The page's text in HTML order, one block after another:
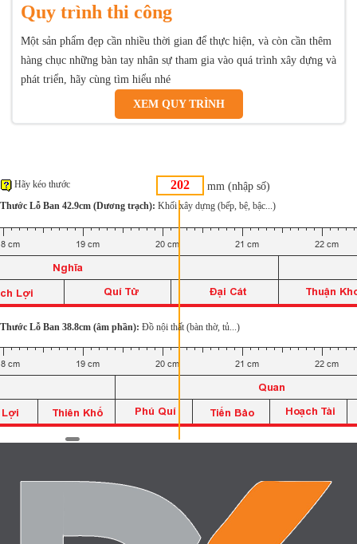
Quy trình thi công
Một sản phẩm đẹp cần nhiều thời gian để thực hiện, và còn cần thêm
hàng chục những bàn tay nhân sự tham gia vào quá trình xây dựng và
phát triển, hãy cùng tìm hiểu nhé
XEM QUY TRÌNH
mm (nhập số)
Hãy kéo thước
Thước Lỗ Ban 42.9cm (Dương trạch): Khối xây dựng (bếp, bệ, bậc...)
Thước Lỗ Ban 38.8cm (âm phần): Đồ nội thất (bàn thờ, tủ...)